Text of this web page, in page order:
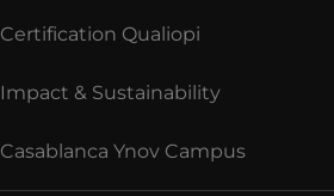
Certification Qualiopi
Impact & Sustainability
Casablanca Ynov Campus